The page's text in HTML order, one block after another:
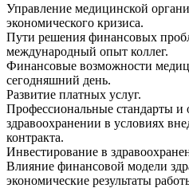
Управление медицинской
экономического кризиса.
Пути решения финансовых
международный опыт коллег.
Финансовые возможности
сегодняшний день.
Развитие платных услуг.
Профессиональные стандарты и
здравоохранении в условиях
контракта.
Инвестирование в
Влияние финансовой модели
экономические результаты